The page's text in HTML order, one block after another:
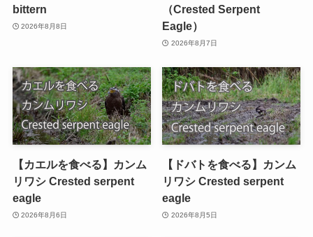
bittern
2026年8月8日
（Crested Serpent
Eagle）
2026年8月7日
【カエルを食べる】カンム
リワシ Crested serpent
eagle
2026年8月6日
【ドバトを食べる】カンム
リワシ Crested serpent
eagle
2026年8月5日